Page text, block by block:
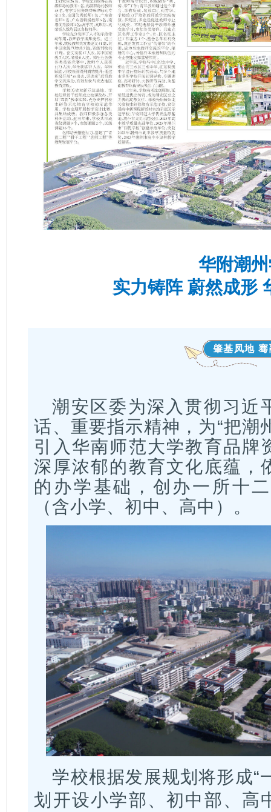
华附潮
实力铸阵 蔚然成形
肇基凤地
潮安区委为深入贯彻习近
话、重要指示精神，为“把潮
引入华南师范大学教育品牌
深厚浓郁的教育文化底蕴，
的办学基础，创办一所十
（含小学、初中、高中）。
学校根据发展规划将形成“
划开设小学部、初中部、高